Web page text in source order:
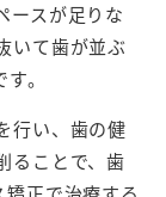
ースが足りな
いて歯が並ぶ
。
行い、歯の健
ることで、歯